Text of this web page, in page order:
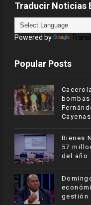
Traducir Noticias
Powered by
Popular Posts
Bienes
57
del año
gestión